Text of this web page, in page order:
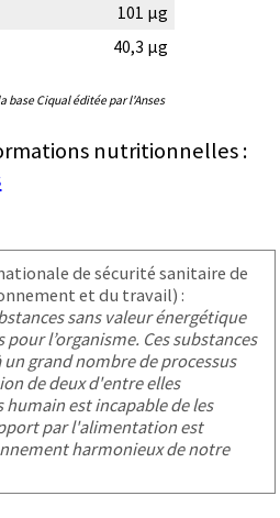
101 µg
40,3 µg
base Ciqual éditée par l'Anses
nutritionnelles :
de sécurité sanitaire de
et du travail) :
sans valeur énergétique
l’organisme. Ces substances
grand nombre de processus
de deux d'entre elles
humain est incapable de les
par l'alimentation est
harmonieux de notre